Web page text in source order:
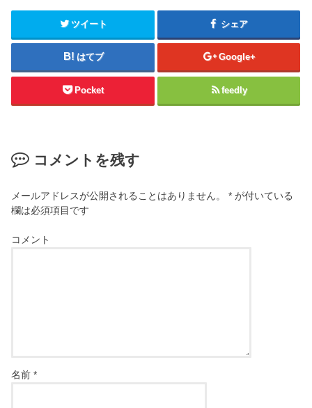
ツイート シェア
はてブ Google+
Pocket feedly
コメントを残す
メールアドレスが公開されることはありません。 * が付いている
欄は必須項目です
コメント
名前*